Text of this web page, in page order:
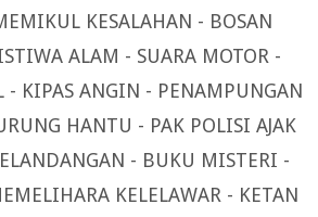
KESALAHAN - BOSAN
ALAM - SUARA MOTOR -
- KIPAS ANGIN - PENAMPUNGAN
HANTU - PAK POLISI AJAK
- BUKU MISTERI -
KELELAWAR - KETAN